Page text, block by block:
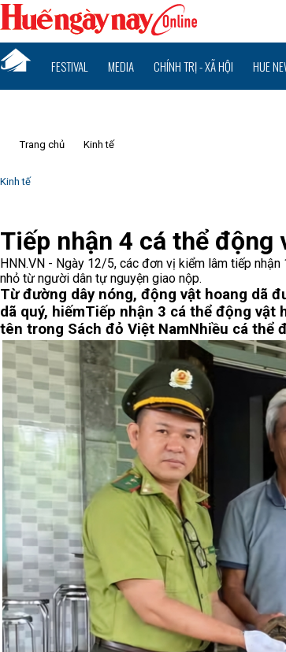
FESTIVAL MEDIA CHÍNH TRỊ - XÃ HỘI HUE
Trang chủ Kinh tế
Kinh tế
Tiếp nhận 4 cá thể động
HNN.VN - Ngày 12/5, các đơn vị kiểm lâm tiếp
nhỏ từ người dân tự nguyện giao nộp.
Từ đường dây nóng, động vật hoang dã
dã quý, hiếmTiếp nhận 3 cá thể động vật
tên trong Sách đỏ Việt NamNhiều cá thể